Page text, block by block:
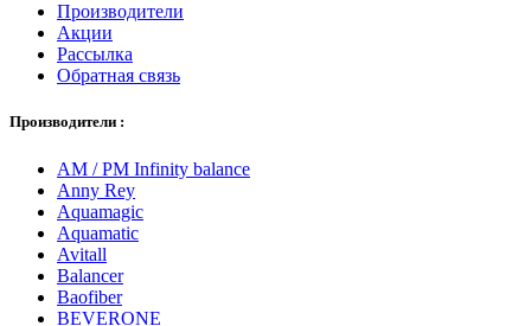
Производители
Акции
Рассылка
Обратная связь
Производители :
AM / PM Infinity balance
Anny Rey
Aquamagic
Aquamatic
Avitall
Balancer
Baofiber
BEVERONE